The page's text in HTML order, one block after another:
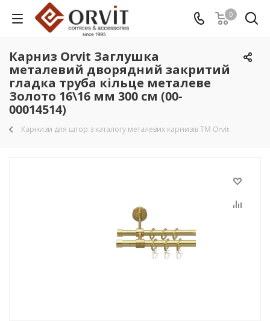
0
Карниз Orvit Заглушка
металевий дворядний закритий
гладка труба кільце металеве
Золото 16\16 мм 300 см (00-
00014514)
Карнизи для штор з каталогу металевих карнизів TM Orvit